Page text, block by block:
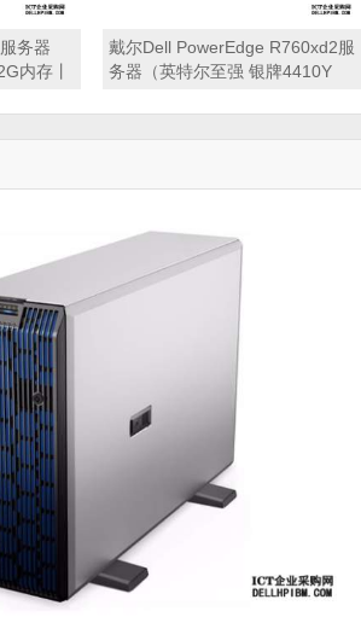
务器
内存丨
丨导轨
戴尔Dell PowerEdge R760xd2服
务器（英特尔至强 银牌4410Y
4块*1.2TB SAS硬盘丨H755阵列